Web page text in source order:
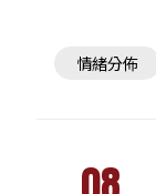
情緒分佈